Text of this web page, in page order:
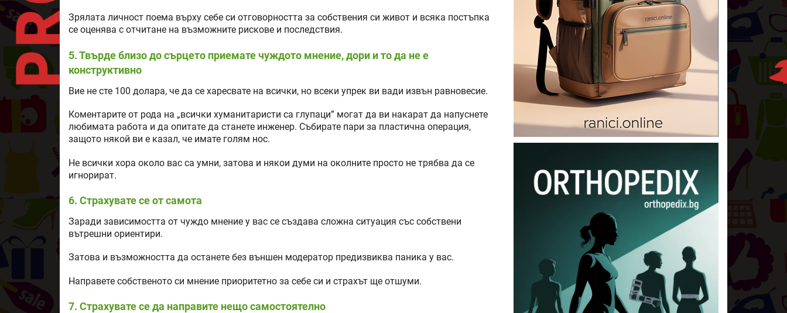
Зрялата личност поема върху себе си отговорността за собствения си живот и всяка постъпка
се оценява с отчитане на възможните рискове и последствия.
5. Твърде близо до сърцето приемате чуждото мнение, дори и то да не е
конструктивно
Вие не сте 100 долара, че да се харесвате на всички, но всеки упрек ви вади извън равновесие.
Коментарите от рода на „всички хуманитаристи са глупаци” могат да ви накарат да напуснете
любимата работа и да опитате да станете инженер. Събирате пари за пластична операция,
защото някой ви е казал, че имате голям нос.
Не всички хора около вас са умни, затова и някои думи на околните просто не трябва да се
игнорират.
6. Страхувате се от самота
Заради зависимостта от чуждо мнение у вас се създава сложна ситуация със собствени
вътрешни ориентири.
Затова и възможността да останете без външен модератор предизвиква паника у вас.
Направете собственото си мнение приоритетно за себе си и страхът ще отшуми.
7. Страхувате се да направите нещо самостоятелно